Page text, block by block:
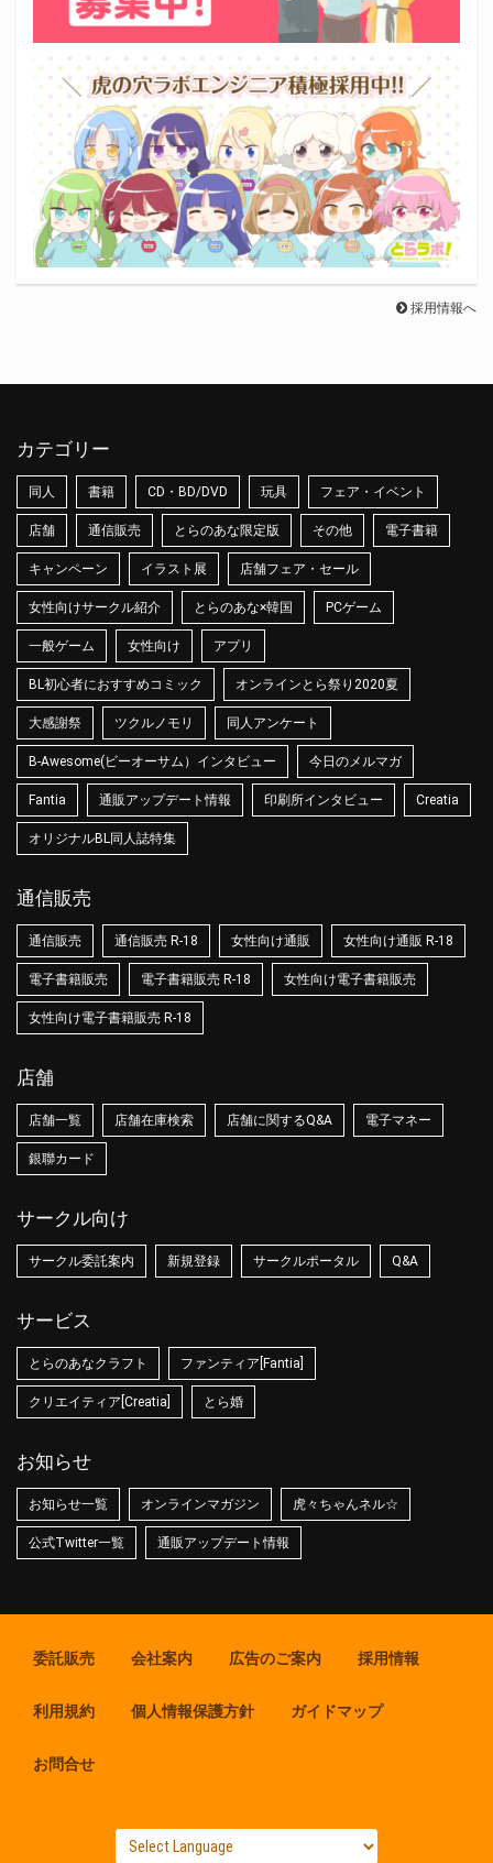
採用情報へ
カテゴリー
同人 書籍 CD・BD/DVD 玩具 フェア・イベント
店舗 通信販売 とらのあな限定版 その他 電子書籍
キャンペーン イラスト展 店舗フェア・セール
女性向けサークル紹介 とらのあな×韓国 PCゲーム
一般ゲーム 女性向け アプリ
BL初心者におすすめコミック オンラインとら祭り2020夏
大感謝祭 ツクルノモリ 同人アンケート
B-Awesome(ビーオーサム）インタビュー 今日のメルマガ
Fantia 通販アップデート情報 印刷所インタビュー Creatia
オリジナルBL同人誌特集
通信販売
通信販売 通信販売 R-18 女性向け通販 女性向け通販 R-18
電子書籍販売 電子書籍販売 R-18 女性向け電子書籍販売
女性向け電子書籍販売 R-18
店舗
店舗一覧 店舗在庫検索 店舗に関するQ&A 電子マネー
銀聯カード
サークル向け
サークル委託案内 新規登録 サークルポータル Q&A
サービス
とらのあなクラフト ファンティア[Fantia]
クリエイティア[Creatia] とら婚
お知らせ
お知らせ一覧 オンラインマガジン 虎々ちゃんネル☆
公式Twitter一覧 通販アップデート情報
委託販売 会社案内 広告のご案内 採用情報
利用規約 個人情報保護方針 ガイドマップ
お問合せ